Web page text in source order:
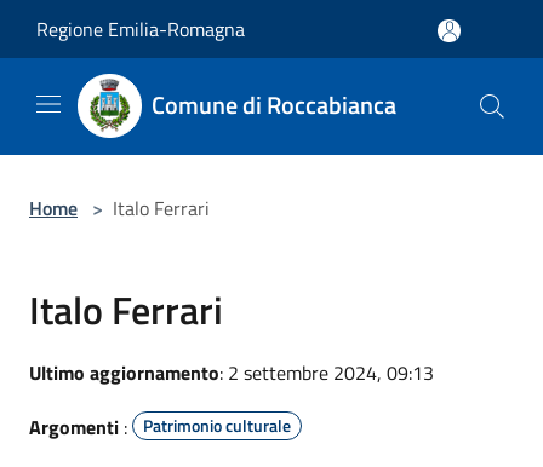
Regione Emilia-Romagna
Comune di Roccabianca
Home > Italo Ferrari
Italo Ferrari
Ultimo aggiornamento: 2 settembre 2024, 09:13
Argomenti : Patrimonio culturale